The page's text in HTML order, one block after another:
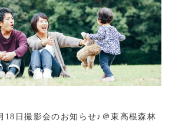
18日撮影会のお知らせ♪＠東高根森林